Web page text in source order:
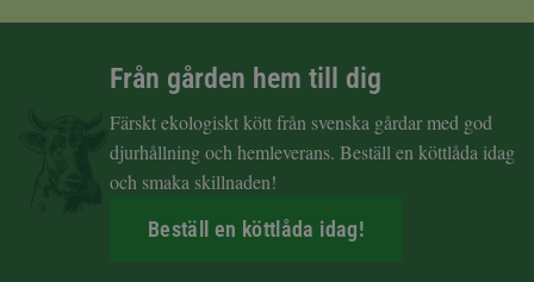
Från gården hem till dig
Färskt ekologiskt kött från svenska gårdar med god
djurhållning och hemleverans. Beställ en köttlåda idag
och smaka skillnaden!
Beställ en köttlåda idag!